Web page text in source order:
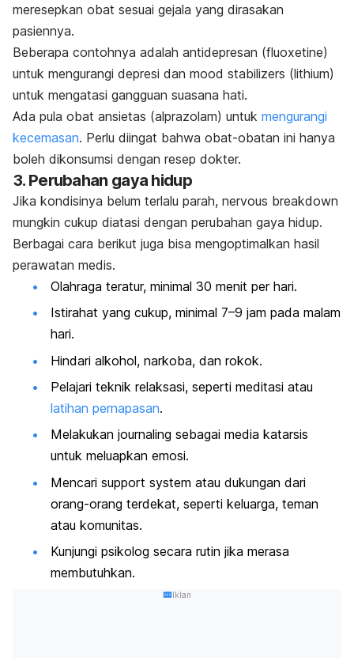
meresepkan obat sesuai gejala yang dirasakan
pasiennya.
Beberapa contohnya adalah antidepresan (fluoxetine)
untuk mengurangi depresi dan mood stabilizers (lithium)
untuk mengatasi gangguan suasana hati.
Ada pula obat ansietas (alprazolam) untuk mengurangi
kecemasan. Perlu diingat bahwa obat-obatan ini hanya
boleh dikonsumsi dengan resep dokter.
3. Perubahan gaya hidup
Jika kondisinya belum terlalu parah, nervous breakdown
mungkin cukup diatasi dengan perubahan gaya hidup.
Berbagai cara berikut juga bisa mengoptimalkan hasil
perawatan medis.
Olahraga teratur, minimal 30 menit per hari.
Istirahat yang cukup, minimal 7–9 jam pada malam
hari.
Hindari alkohol, narkoba, dan rokok.
Pelajari teknik relaksasi, seperti meditasi atau
latihan pernapasan.
Melakukan journaling sebagai media katarsis
untuk meluapkan emosi.
Mencari support system atau dukungan dari
orang-orang terdekat, seperti keluarga, teman
atau komunitas.
Kunjungi psikolog secara rutin jika merasa
membutuhkan.
Iklan